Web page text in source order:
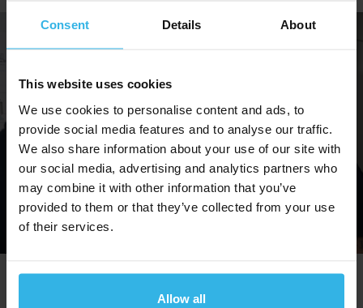
Consent Details About
This website uses cookies
We use cookies to personalise content and ads, to
provide social media features and to analyse our traffic.
We also share information about your use of our site with
our social media, advertising and analytics partners who
may combine it with other information that you’ve
provided to them or that they’ve collected from your use
of their services.
Allow all